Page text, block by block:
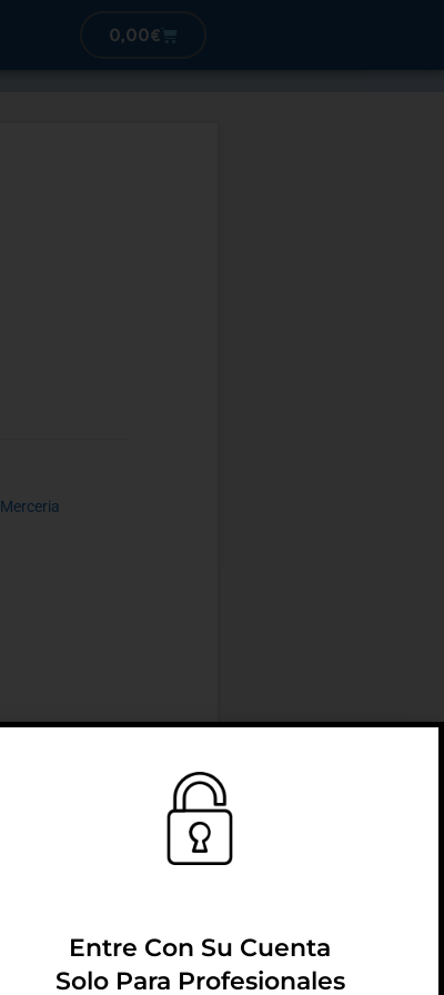
0,00€
Merceria
Entre Con Su Cuenta
Solo Para Profesionales